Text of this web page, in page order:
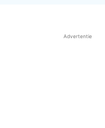
Advertentie